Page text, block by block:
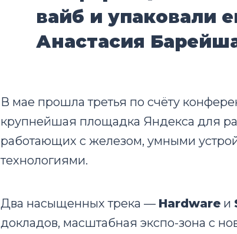
вайб и упаковали
Анастасия
В мае прошла третья по счёту
крупнейшая площадка Яндекса для
работающих с железом, умными
технологиями.
Два насыщенных трека — Hardware и
докладов, масштабная экспо-зона с